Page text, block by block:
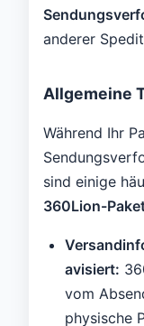
anderer
Allgemeine
Während Ihr
sind einige
360Lion-
avisiert:
vom
physische